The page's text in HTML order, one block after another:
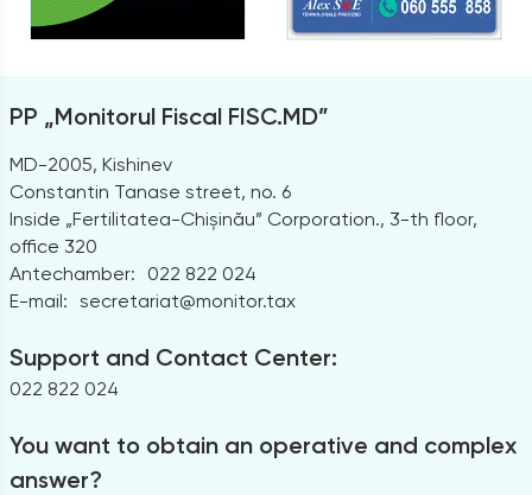
PP „Monitorul Fiscal FISC.MD”
MD-2005, Kishinev
Constantin Tanase street, no. 6
Inside „Fertilitatea-Chișinău” Corporation., 3-th floor,
office 320
Antechamber:
022 822 024
E-mail: secretariat@monitor.tax
Support and Contact Center:
022 822 024
You want to obtain an operative and complex
answer?